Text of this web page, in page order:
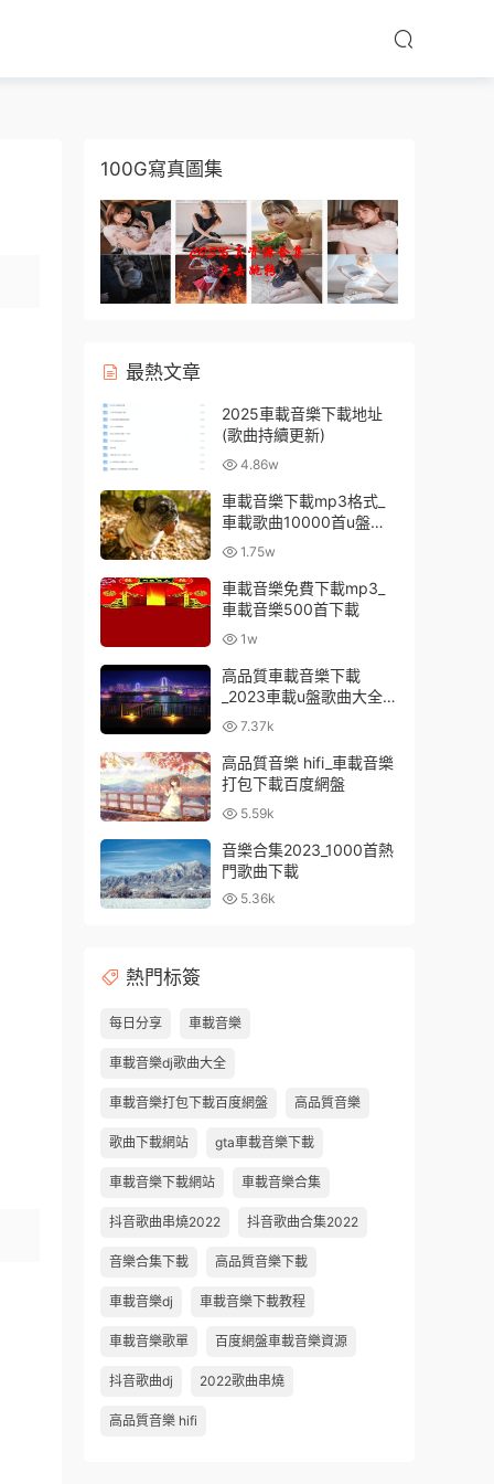
100G寫真圖集
最熱文章
2025車載音樂下載地址
(歌曲持續更新)
4.86w
車載音樂下載mp3格式_
車載歌曲10000首u盤免
費 1.75w
車載音樂免費下載mp3_
車載音樂500首下載
1w
高品質車載音樂下載
_2023車載u盤歌曲大全下
載 7.37k
高品質音樂 hifi_車載音樂
打包下載百度網盤
5.59k
音樂合集2023_1000首熱
門歌曲下載
5.36k
熱門标簽
每日分享 車載音樂
車載音樂dj歌曲大全
車載音樂打包下載百度網盤 高品質音樂
歌曲下載網站 gta車載音樂下載
車載音樂下載網站 車載音樂合集
抖音歌曲串燒2022 抖音歌曲合集2022
音樂合集下載 高品質音樂下載
車載音樂dj 車載音樂下載教程
車載音樂歌單 百度網盤車載音樂資源
抖音歌曲dj 2022歌曲串燒
高品質音樂 hifi